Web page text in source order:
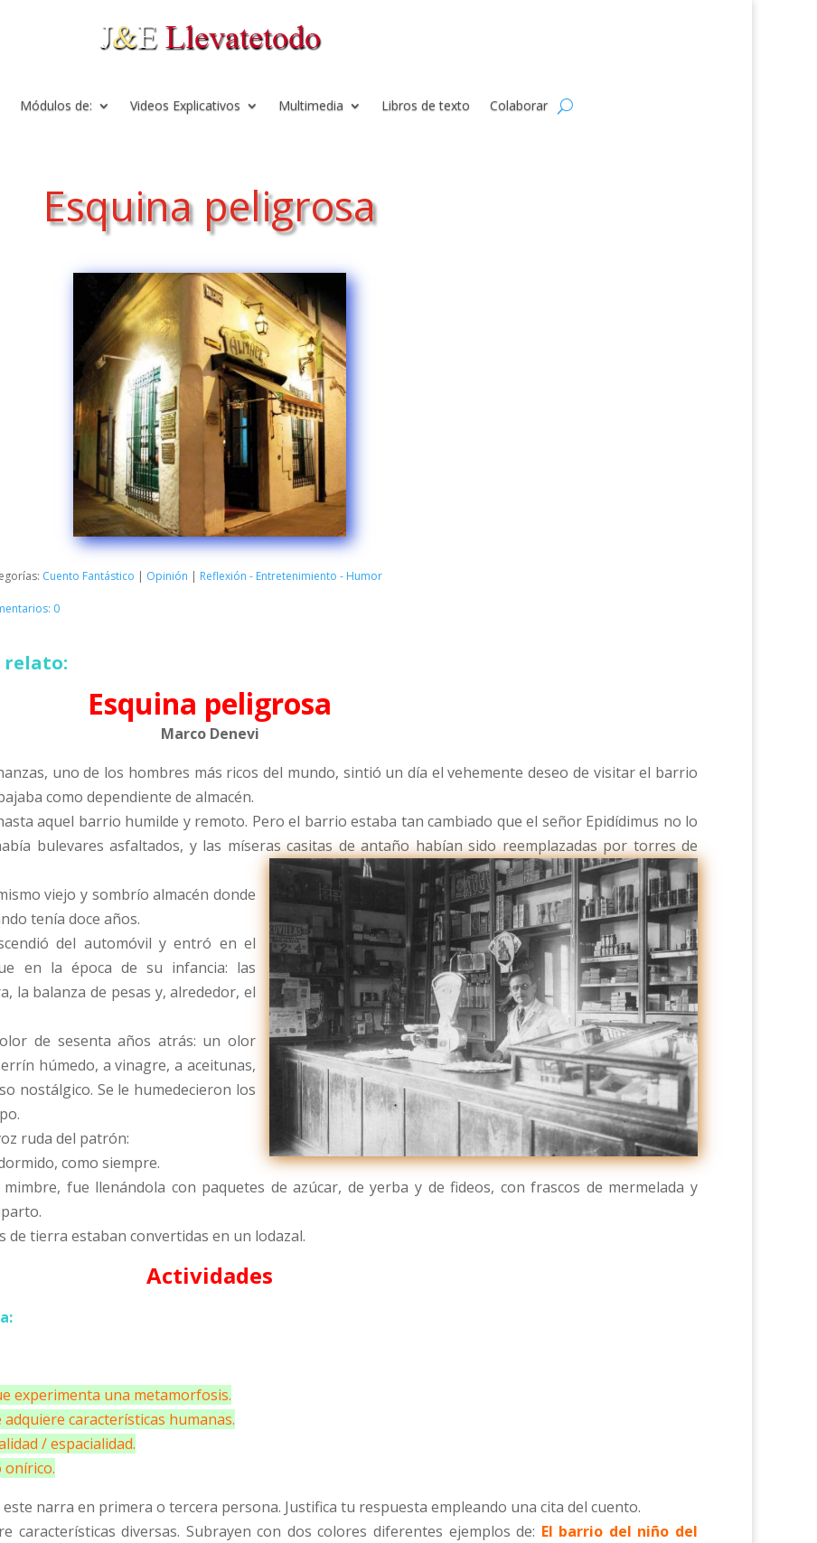
Módulos de: Videos Explicativos Multimedia Libros de texto Colaborar
Esquina peligrosa
Cuento Fantástico | Opinión | Reflexión - Entretenimiento - Humor
0
relato:
Esquina peligrosa
Marco Denevi
uno de los hombres más ricos del mundo, sintió un día el vehemente deseo de visitar el barrio
como dependiente de almacén.
aquel barrio humilde y remoto. Pero el barrio estaba tan cambiado que el señor Epidídimus no lo
bulevares asfaltados, y las míseras casitas de antaño habían sido reemplazadas por torres de
viejo y sombrío almacén donde
tenía doce años.
del automóvil y entró en el
en la época de su infancia: las
la balanza de pesas y, alrededor, el
de sesenta años atrás: un olor
húmedo, a vinagre, a aceitunas,
nostálgico. Se le humedecieron los
ruda del patrón:
como siempre.
fue llenándola con paquetes de azúcar, de yerba y de fideos, con frascos de mermelada y
de tierra estaban convertidas en un lodazal.
Actividades
experimenta una metamorfosis.
características humanas.
/ espacialidad.
onírico.
narra en primera o tercera persona. Justifica tu respuesta empleando una cita del cuento.
características diversas. Subrayen con dos colores diferentes ejemplos de: El barrio del niño del